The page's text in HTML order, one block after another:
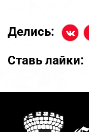
Делись:
Ставь лайки: